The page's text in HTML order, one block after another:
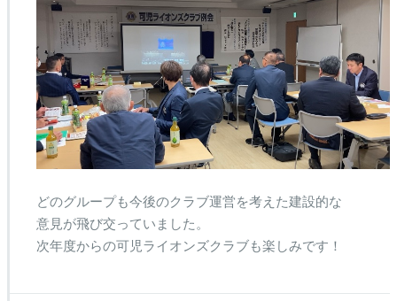
どのグループも今後のクラブ運営を考えた建設的な
意見が飛び交っていました。
次年度からの可児ライオンズクラブも楽しみです！